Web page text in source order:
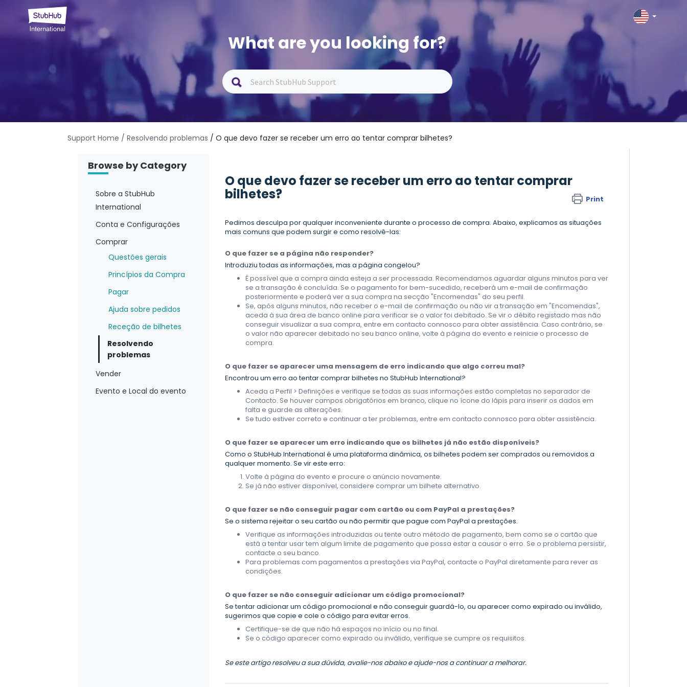
What are you looking for?
Support Home / Resolvendo problemas / O que devo fazer se receber um erro ao tentar comprar bilhetes?
Browse by Category
Sobre a StubHub
International
Conta e Configurações
Comprar
Questões gerais
Princípios da Compra
Pagar
Ajuda sobre pedidos
Receção de bilhetes
Resolvendo
problemas
Vender
Evento e Local do evento
O que devo fazer se receber um erro ao tentar comprar
bilhetes? Print
Pedimos desculpa por qualquer inconveniente durante o processo de compra. Abaixo, explicamos as situações
mais comuns que podem surgir e como resolvê-las:
O que fazer se a página não responder?
Introduziu todas as informações, mas a página congelou?
É possível que a compra ainda esteja a ser processada. Recomendamos aguardar alguns minutos para ver
se a transação é concluída. Se o pagamento for bem-sucedido, receberá um e-mail de confirmação
posteriormente e poderá ver a sua compra na secção "Encomendas" do seu perfil.
Se, após alguns minutos, não receber o e-mail de confirmação ou não vir a transação em "Encomendas",
aceda à sua área de banco online para verificar se o valor foi debitado. Se vir o débito registado mas não
conseguir visualizar a sua compra, entre em contacto connosco para obter assistência. Caso contrário, se
o valor não aparecer debitado no seu banco online, volte à página do evento e reinicie o processo de
compra.
O que fazer se aparecer uma mensagem de erro indicando que algo correu mal?
Encontrou um erro ao tentar comprar bilhetes no StubHub International?
Aceda a Perfil > Definições e verifique se todas as suas informações estão completas no separador de
Contacto. Se houver campos obrigatórios em branco, clique no ícone do lápis para inserir os dados em
falta e guarde as alterações.
Se tudo estiver correto e continuar a ter problemas, entre em contacto connosco para obter assistência.
O que fazer se aparecer um erro indicando que os bilhetes já não estão disponíveis?
Como o StubHub International é uma plataforma dinâmica, os bilhetes podem ser comprados ou removidos a
qualquer momento. Se vir este erro:
Volte à página do evento e procure o anúncio novamente.
Se já não estiver disponível, considere comprar um bilhete alternativo.
O que fazer se não conseguir pagar com cartão ou com PayPal a prestações?
Se o sistema rejeitar o seu cartão ou não permitir que pague com PayPal a prestações.
Verifique as informações introduzidas ou tente outro método de pagamento, bem como se o cartão que
está a tentar usar tem algum limite de pagamento que possa estar a causar o erro. Se o problema persistir,
contacte o seu banco.
Para problemas com pagamentos a prestações via PayPal, contacte o PayPal diretamente para rever as
condições.
O que fazer se não conseguir adicionar um código promocional?
Se tentar adicionar um código promocional e não conseguir guardá-lo, ou aparecer como expirado ou inválido,
sugerimos que copie e cole o código para evitar erros.
Certifique-se de que não há espaços no início ou no final.
Se o código aparecer como expirado ou inválido, verifique se cumpre os requisitos.
Se este artigo resolveu a sua dúvida, avalie-nos abaixo e ajude-nos a continuar a melhorar.